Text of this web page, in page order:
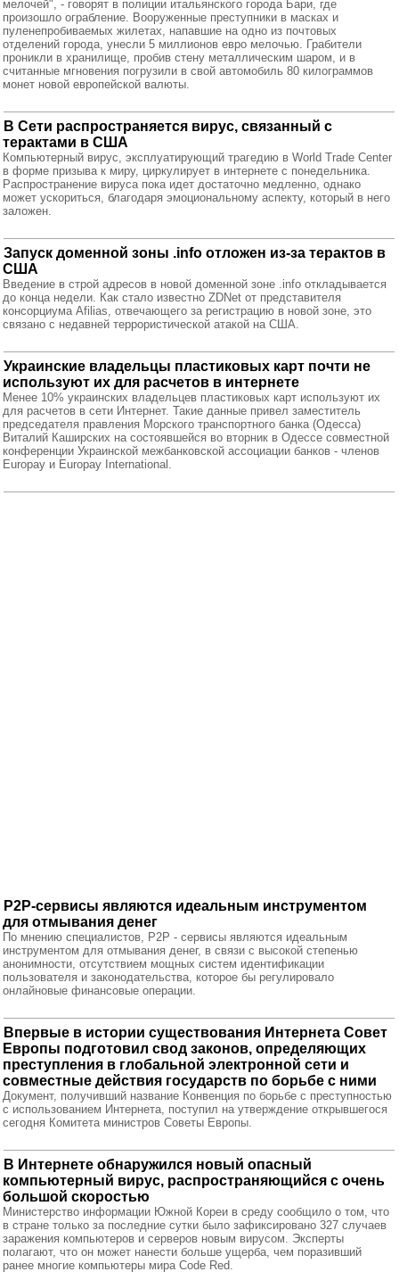
мелочей", - говорят в полиции итальянского города Бари, где
произошло ограбление. Вооруженные преступники в масках и
пуленепробиваемых жилетах, напавшие на одно из почтовых
отделений города, унесли 5 миллионов евро мелочью. Грабители
проникли в хранилище, пробив стену металлическим шаром, и в
считанные мгновения погрузили в свой автомобиль 80 килограммов
монет новой европейской валюты.
В Сети распространяется вирус, связанный с
терактами в США
Компьютерный вирус, эксплуатирующий трагедию в World Trade Center
в форме призыва к миру, циркулирует в интернете с понедельника.
Распространение вируса пока идет достаточно медленно, однако
может ускориться, благодаря эмоциональному аспекту, который в него
заложен.
Запуск доменной зоны .info отложен из-за терактов в
США
Введение в строй адресов в новой доменной зоне .info откладывается
до конца недели. Как стало известно ZDNet от представителя
консорциума Afilias, отвечающего за регистрацию в новой зоне, это
связано с недавней террористической атакой на США.
Украинские владельцы пластиковых карт почти не
используют их для расчетов в интернете
Менее 10% украинских владельцев пластиковых карт используют их
для расчетов в сети Интернет. Такие данные привел заместитель
председателя правления Морского транспортного банка (Одесса)
Виталий Каширских на состоявшейся во вторник в Одессе совместной
конференции Украинской межбанковской ассоциации банков - членов
Europaу и Europay International.
Р2Р-сервисы являются идеальным инструментом
для отмывания денег
По мнению специалистов, Р2Р - сервисы являются идеальным
инструментом для отмывания денег, в связи с высокой степенью
анонимности, отсутствием мощных систем идентификации
пользователя и законодательства, которое бы регулировало
онлайновые финансовые операции.
Впервые в истории существования Интернета Совет
Европы подготовил свод законов, определяющих
преступления в глобальной электронной сети и
совместные действия государств по борьбе с ними
Документ, получивший название Конвенция по борьбе с преступностью
с использованием Интернета, поступил на утверждение открывшегося
сегодня Комитета министров Советы Европы.
В Интернете обнаружился новый опасный
компьютерный вирус, распространяющийся с очень
большой скоростью
Министерство информации Южной Кореи в среду сообщило о том, что
в стране только за последние сутки было зафиксировано 327 случаев
заражения компьютеров и серверов новым вирусом. Эксперты
полагают, что он может нанести больше ущерба, чем поразивший
ранее многие компьютеры мира Code Red.